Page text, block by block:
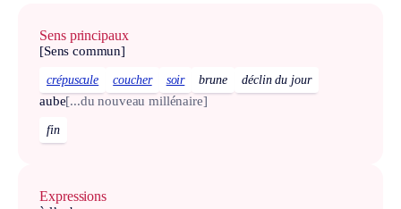
Sens principaux
[Sens commun]
crépuscule coucher soir brune déclin du jour
aube[...du nouveau millénaire]
fin
Expressions